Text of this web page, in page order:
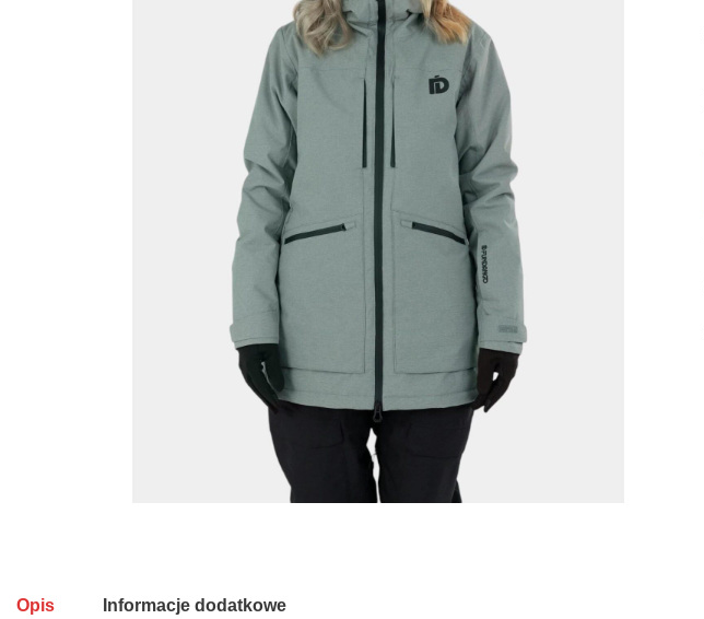
Opis Informacje dodatkowe